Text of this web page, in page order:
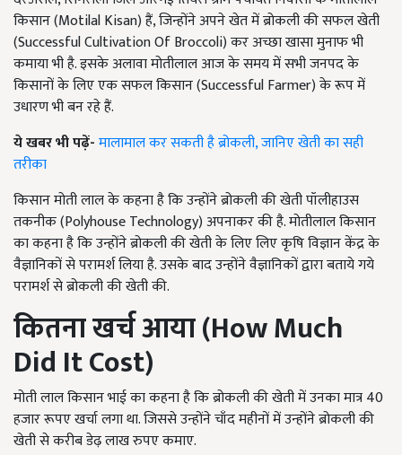
किसान (Motilal Kisan) हैं, जिन्होंने अपने खेत में ब्रोकली की सफल खेती
(Successful Cultivation Of Broccoli) कर अच्छा खासा मुनाफ भी
कमाया भी है. इसके अलावा मोतीलाल आज के समय में सभी जनपद के
किसानों के लिए एक सफल किसान (Successful Farmer) के रूप में
उधारण भी बन रहे हैं.
ये खबर भी पढ़ें-मालामाल कर सकती है ब्रोकली, जानिए खेती का सही
तरीका
किसान मोती लाल के कहना है कि उन्होंने ब्रोकली की खेती पॉलीहाउस
तकनीक (Polyhouse Technology) अपनाकर की है. मोतीलाल किसान
का कहना है कि उन्होंने ब्रोकली की खेती के लिए लिए कृषि विज्ञान केंद्र के
वैज्ञानिकों से परामर्श लिया है. उसके बाद उन्होंने वैज्ञानिकों द्वारा बताये गये
परामर्श से ब्रोकली की खेती की.
कितना खर्च आया (How Much
Did It Cost)
मोती लाल किसान भाई का कहना है कि ब्रोकली की खेती में उनका मात्र 40
हजार रूपए खर्चा लगा था. जिससे उन्होंने चाँद महीनों में उन्होंने ब्रोकली की
खेती से करीब डेढ़ लाख रुपए कमाए.